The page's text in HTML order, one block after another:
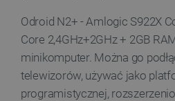
Odroid N2+ - Amlogic S922X
Core 2,4GHz+2GHz + 2GB
minikomputer. Można go
telewizorów, używać jako
programistycznej,
isListDisplay